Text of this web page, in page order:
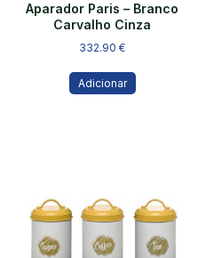
Aparador Paris – Branco
Carvalho Cinza
332.90€
Adicionar